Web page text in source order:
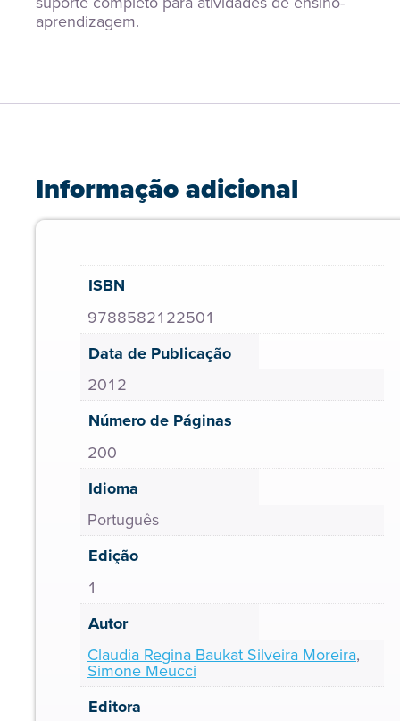
aprendizagem.
Informação adicional
ISBN
9788582122501
Data de Publicação
2012
Número de Páginas
200
Idioma
Português
Edição
1
Autor
Claudia Regina Baukat Silveira Moreira,
Simone Meucci
Editora